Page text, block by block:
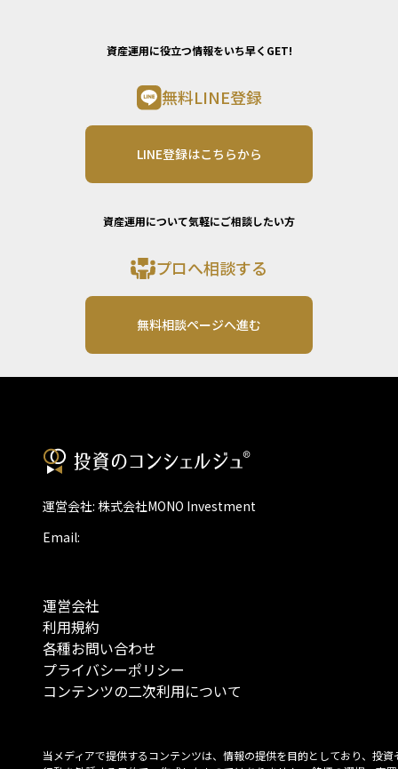
資産運用に役立つ情報をいち早くGET!
無料LINE登録
LINE登録はこちらから
資産運用について気軽にご相談したい方
プロへ相談する
無料相談ページへ進む
運営会社: 株式会社MONO Investment
Email:
運営会社
利用規約
各種お問い合わせ
プライバシーポリシー
コンテンツの二次利用について
当メディアで提供するコンテンツは、情報の提供を目的としており、投資